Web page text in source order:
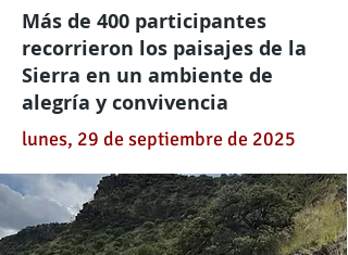
Más de 400 participantes
recorrieron los paisajes de la
Sierra en un ambiente de
alegría y convivencia
lunes, 29 de septiembre de 2025